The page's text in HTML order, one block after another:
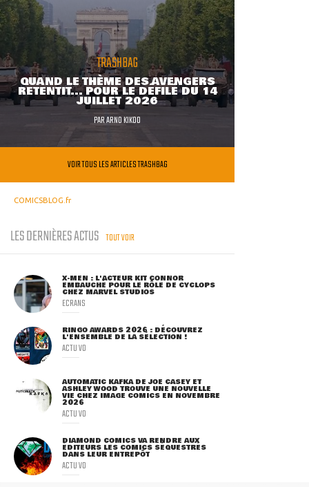
TRASHBAG
QUAND LE THÈME DES AVENGERS
RETENTIT... POUR LE DÉFILÉ DU 14
JUILLET 2026
PARARNO KIKOO
VOIR TOUS LES ARTICLES TRASHBAG
COMICSBLOG.fr
LES DERNIÈRES ACTUS TOUT VOIR
X-MEN : L'ACTEUR KIT CONNOR
EMBAUCHÉ POUR LE RÔLE DE CYCLOPS
CHEZ MARVEL STUDIOS
ECRANS
RINGO AWARDS 2026 : DÉCOUVREZ
L'ENSEMBLE DE LA SÉLECTION !
ACTU VO
AUTOMATIC KAFKA DE JOE CASEY ET
ASHLEY WOOD TROUVE UNE NOUVELLE
VIE CHEZ IMAGE COMICS EN NOVEMBRE
2026
ACTU VO
DIAMOND COMICS VA RENDRE AUX
ÉDITEURS LES COMICS SÉQUESTRÉS
DANS LEUR ENTREPÔT
ACTU VO